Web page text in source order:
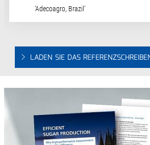
‘Adecoagro, Brazil’
LADEN SIE DAS